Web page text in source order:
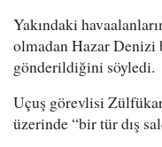
Yakındaki
olmadan Hazar Denizi
gönderildiğini söyledi.
Uçuş görevlisi
üzerinde “bir tür dış